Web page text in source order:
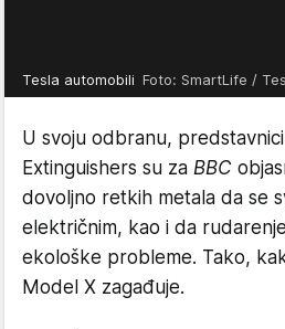
Tesla automobili Foto: SmartLife /
U svoju odbranu,
Extinguishers su za BBC
dovoljno retkih metala da se
električnim, kao i da
ekološke probleme. Tako,
Model X zagađuje.